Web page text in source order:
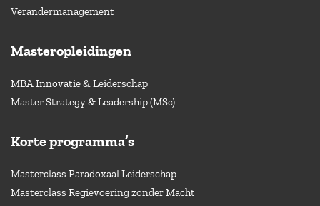
Verandermanagement
Masteropleidingen
MBA Innovatie & Leiderschap
Master Strategy & Leadership (MSc)
Korte programma’s
Masterclass Paradoxaal Leiderschap
Masterclass Regievoering zonder Macht